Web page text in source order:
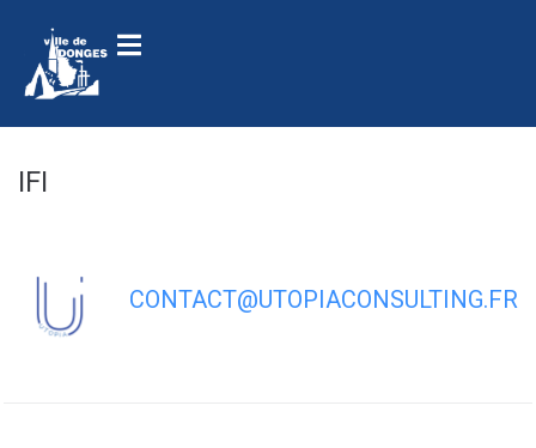
IFI
CONTACT@UTOPIACONSULTING.FR